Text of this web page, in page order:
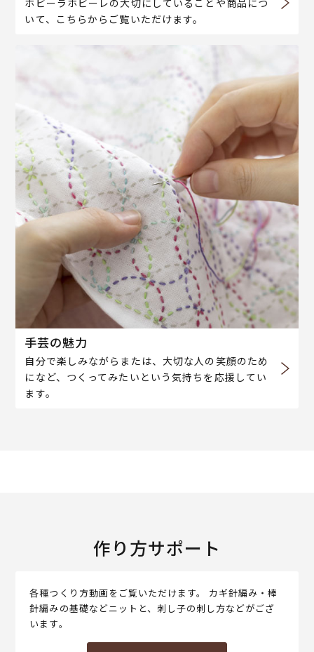
ホビーラホビーレの大切にしていることや商品につ
いて、こちらからご覧いただけます。
手芸の魅力
自分で楽しみながらまたは、大切な人の笑顔のため
になど、つくってみたいという気持ちを応援してい
ます。
作り方サポート
各種つくり方動画をご覧いただけます。 カギ針編み・棒
針編みの基礎などニットと、刺し子の刺し方などがござ
います。